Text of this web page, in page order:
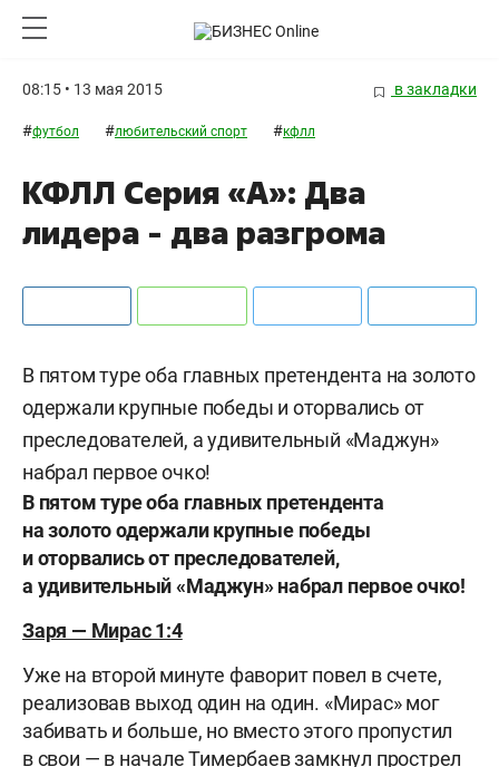
08:15 • 13 мая 2015 в закладки
#футбол #любительский спорт #кфлл
КФЛЛ Серия «А»: Два
лидера - два разгрома
В пятом туре оба главных претендента на золото
одержали крупные победы и оторвались от
преследователей, а удивительный «Маджун»
набрал первое очко!
В пятом туре оба главных претендента
на золото одержали крупные победы
и оторвались от преследователей,
а удивительный «Маджун» набрал первое очко!
Заря — Мирас 1:4
Уже на второй минуте фаворит повел в счете,
реализовав выход один на один. «Мирас» мог
забивать и больше, но вместо этого пропустил
в свои — в начале Тимербаев замкнул прострел